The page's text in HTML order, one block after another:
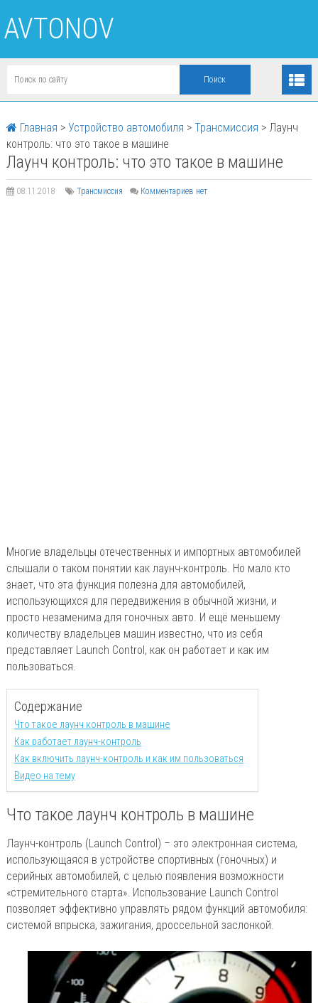
AVTONOV
Главная > Устройство автомобиля > Трансмиссия > Лаунч
контроль: что это такое в машине
Лаунч контроль: что это такое в машине
08.11.2018 Трансмиссия Комментариев нет
Многие владельцы отечественных и импортных автомобилей
слышали о таком понятии как лаунч-контроль. Но мало кто
знает, что эта функция полезна для автомобилей,
использующихся для передвижения в обычной жизни, и
просто незаменима для гоночных авто. И ещё меньшему
количеству владельцев машин известно, что из себя
представляет Launch Control, как он работает и как им
пользоваться.
Содержание
Что такое лаунч контроль в машине
Как работает лаунч-контроль
Как включить лаунч-контроль и как им пользоваться
Видео на тему
Что такое лаунч контроль в машине
Лаунч-контроль (Launch Control) – это электронная система,
использующаяся в устройстве спортивных (гоночных) и
серийных автомобилей, с целью появления возможности
«стремительного старта». Использование Launch Control
позволяет эффективно управлять рядом функций автомобиля:
системой впрыска, зажигания, дроссельной заслонкой.